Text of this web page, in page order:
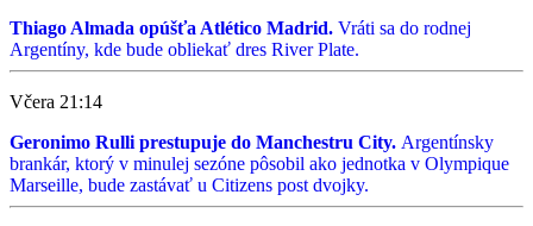
Thiago Almada opúšťa Atlético Madrid. Vráti sa do rodnej
Argentíny, kde bude obliekať dres River Plate.
Včera 21:14
Geronimo Rulli prestupuje do Manchestru City. Argentínsky
brankár, ktorý v minulej sezóne pôsobil ako jednotka v Olympique
Marseille, bude zastávať u Citizens post dvojky.